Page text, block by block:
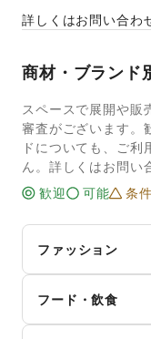
詳しくはお問い合わ
商材・ブランド
スペースで展開や販
審査がございます。
ドについても、ご
ん。詳しくはお問い
歓迎
可能 条
ファッション
レディースファ
ユニセックス
フード・飲食